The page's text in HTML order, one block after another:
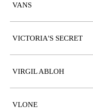
VANS
VICTORIA'S SECRET
VIRGIL ABLOH
VLONE